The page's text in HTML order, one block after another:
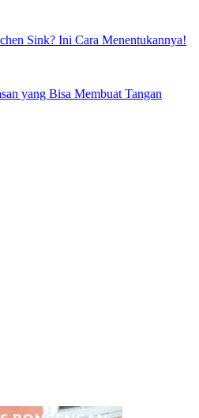
Sink? Ini Cara Menentukannya!
yang Bisa Membuat Tangan